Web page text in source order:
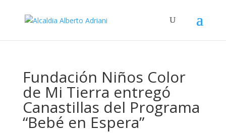
Fundación Niños Color
de Mi Tierra entregó
Canastillas del Programa
“Bebé en Espera”